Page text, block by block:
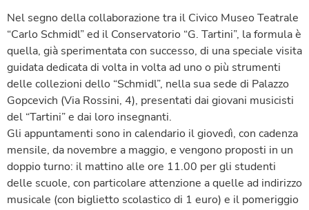
Nel segno della collaborazione tra il Civico Museo Teatrale
“Carlo Schmidl” ed il Conservatorio “G. Tartini”, la formula è
quella, già sperimentata con successo, di una speciale visita
guidata dedicata di volta in volta ad uno o più strumenti
delle collezioni dello “Schmidl”, nella sua sede di Palazzo
Gopcevich (Via Rossini, 4), presentati dai giovani musicisti
del “Tartini” e dai loro insegnanti.
Gli appuntamenti sono in calendario il giovedì, con cadenza
mensile, da novembre a maggio, e vengono proposti in un
doppio turno: il mattino alle ore 11.00 per gli studenti
delle scuole, con particolare attenzione a quelle ad indirizzo
musicale (con biglietto scolastico di 1 euro) e il pomeriggio